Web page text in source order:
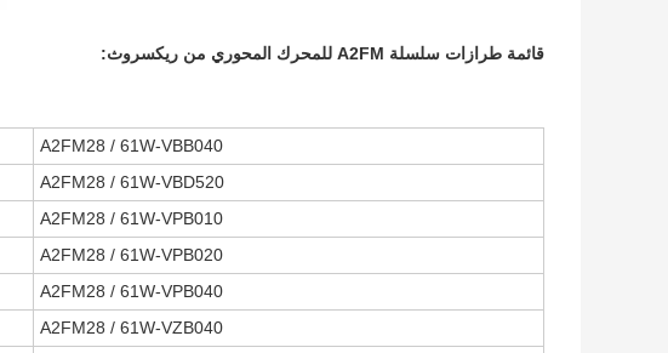
قائمة طرازات سلسلة A2FM للمحرك المحوري من ريكسروث:
A2FM28 / 61W-VBB040
A2FM28 / 61W-VBD520
A2FM28 / 61W-VPB010
A2FM28 / 61W-VPB020
A2FM28 / 61W-VPB040
A2FM28 / 61W-VZB040